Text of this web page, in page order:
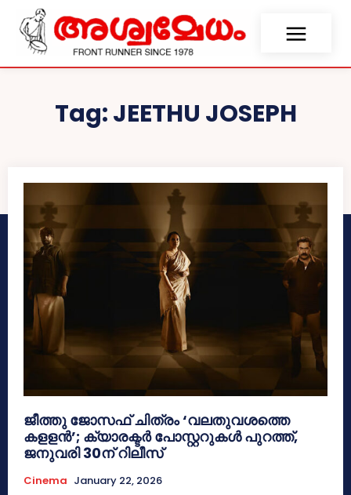
Tag:JEETHU JOSEPH
ജീത്തു ജോസഫ് ചിത്രം ‘വലതുവശത്തെ
കളളൻ’; ക്യാരക്ടർ പോസ്റ്ററുകൾ പുറത്ത്,
ജനുവരി 30ന് റിലീസ്
Cinema January 22, 2026